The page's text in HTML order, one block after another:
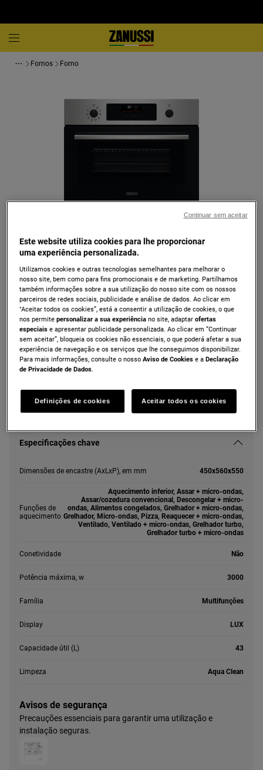
Fornos Forno
ZVEKM6XN
Forno compacto Inox de 43 l com
esmalte fácil de limpar
As instruções e avisos de segurança de acordo com o
regulamento da UE 2023/988 estão listados nos capítulos I e II
do manual do utilizador. Para uma utilização segura do produto,
Especificações chave
Dimensões de encastre (AxLxP), em mm 450x560x550
Funções de
aquecimento
Aquecimento inferior, Assar + micro-ondas,
Assar/cozedura convencional, Descongelar + micro-
ondas, Alimentos congelados, Grelhador + micro-ondas,
Grelhador, Micro-ondas, Pizza, Reaquecer + micro-ondas,
Ventilado, Ventilado + micro-ondas, Grelhador turbo,
Grelhador turbo + micro-ondas
Conetividade Não
Potência máxima, w 3000
Família Multifunções
Display LUX
Capacidade útil (L) 43
Limpeza Aqua Clean
Avisos de segurança
Precauções essenciais para garantir uma utilização e
instalação seguras.
Este website utiliza cookies para lhe proporcionar
uma experiência personalizada.
Utilizamos cookies e outras tecnologias semelhantes para melhorar o
nosso site, bem como para fins promocionais e de marketing. Partilhamos
também informações sobre a sua utilização do nosso site com os nossos
parceiros de redes sociais, publicidade e análise de dados. Ao clicar em
"Aceitar todos os cookies”, está a consentir a utilização de cookies, o que
nos permitepersonalizar a sua experiênciano site, adaptarofertas
especiaise apresentar publicidade personalizada. Ao clicar em “Continuar
sem aceitar”, bloqueia os cookies não essenciais, o que poderá afetar a sua
experiência de navegação e os serviços que lhe conseguimos disponibilizar.
Para mais informações, consulte o nossoAviso de Cookies e aDeclaração
de Privacidade de Dados.
Definições de cookies Aceitar todos os cookies
Continuar sem aceitar